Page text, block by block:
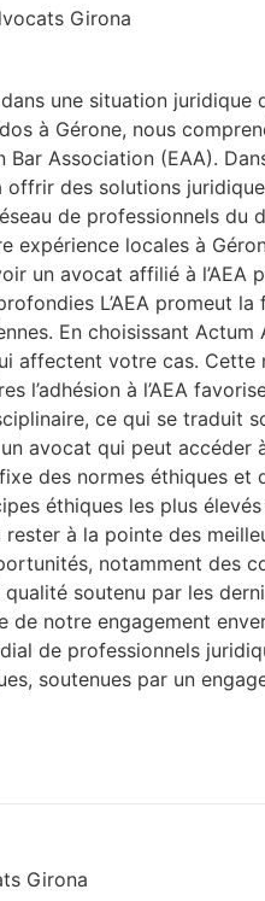
une situation
à Gérone, nous
Bar Association (EAA).
des solutions
de professionnels
expérience locales à
un avocat affilié à
L’AEA promeut
En choisissant
affectent votre cas.
l’adhésion à l’AEA
ce qui se
avocat qui peut
des normes éthiques
éthiques les plus
à la pointe des
notamment des
soutenu par les
de notre engagement
de professionnels
soutenues par un